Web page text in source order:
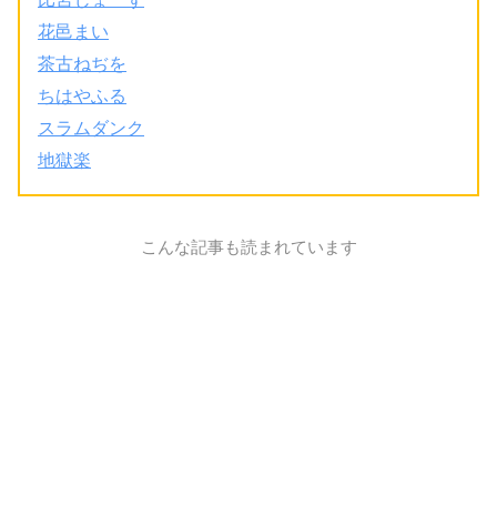
花邑まい
茶古ねぢを
ちはやふる
スラムダンク
地獄楽
こんな記事も読まれています